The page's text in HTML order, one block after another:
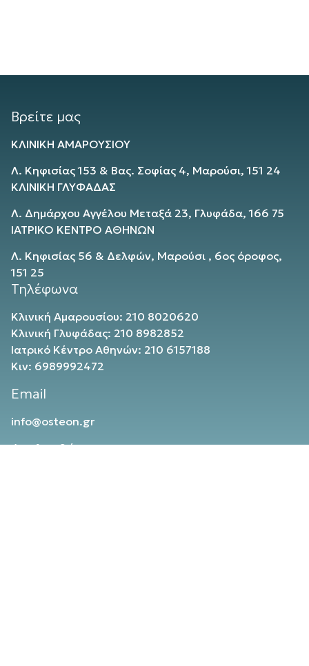
Βρείτε μας
ΚΛΙΝΙΚΗ ΑΜΑΡΟΥΣΙΟΥ
Λ. Κηφισίας 153 & Βας. Σοφίας 4, Μαρούσι, 151 24
ΚΛΙΝΙΚΗ ΓΛΥΦΑΔΑΣ
Λ. Δημάρχου Αγγέλου Μεταξά 23, Γλυφάδα, 166 75
ΙΑΤΡΙΚΟ ΚΕΝΤΡΟ ΑΘΗΝΩΝ
Λ. Κηφισίας 56 & Δελφών, Μαρούσι , 6ος όροφος,
151 25
Τηλέφωνα
Κλινική Αμαρουσίου: 210 8020620
Κλινική Γλυφάδας: 210 8982852
Ιατρικό Κέντρο Αθηνών: 210 6157188
Κιν: 6989992472
Email
info@osteon.gr
Ακολουθήστε μας